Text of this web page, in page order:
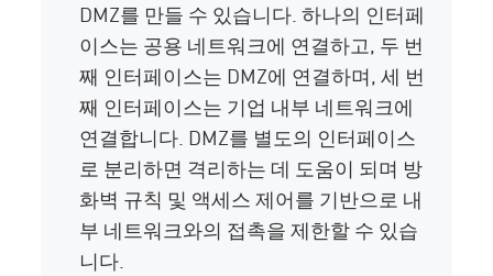
DMZ를 만들 수 있습니다. 하나의 인터페
이스는 공용 네트워크에 연결하고, 두 번
째 인터페이스는 DMZ에 연결하며, 세 번
째 인터페이스는 기업 내부 네트워크에
연결합니다. DMZ를 별도의 인터페이스
로 분리하면 격리하는 데 도움이 되며 방
화벽 규칙 및 액세스 제어를 기반으로 내
부 네트워크와의 접촉을 제한할 수 있습
니다.